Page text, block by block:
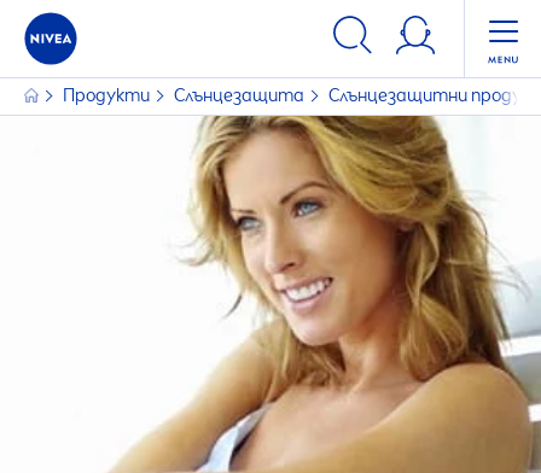
Продукти Слънцезащита Слънцезащитни
ФИЛТРИ
ИЗБРАНИ ФИЛТРИ